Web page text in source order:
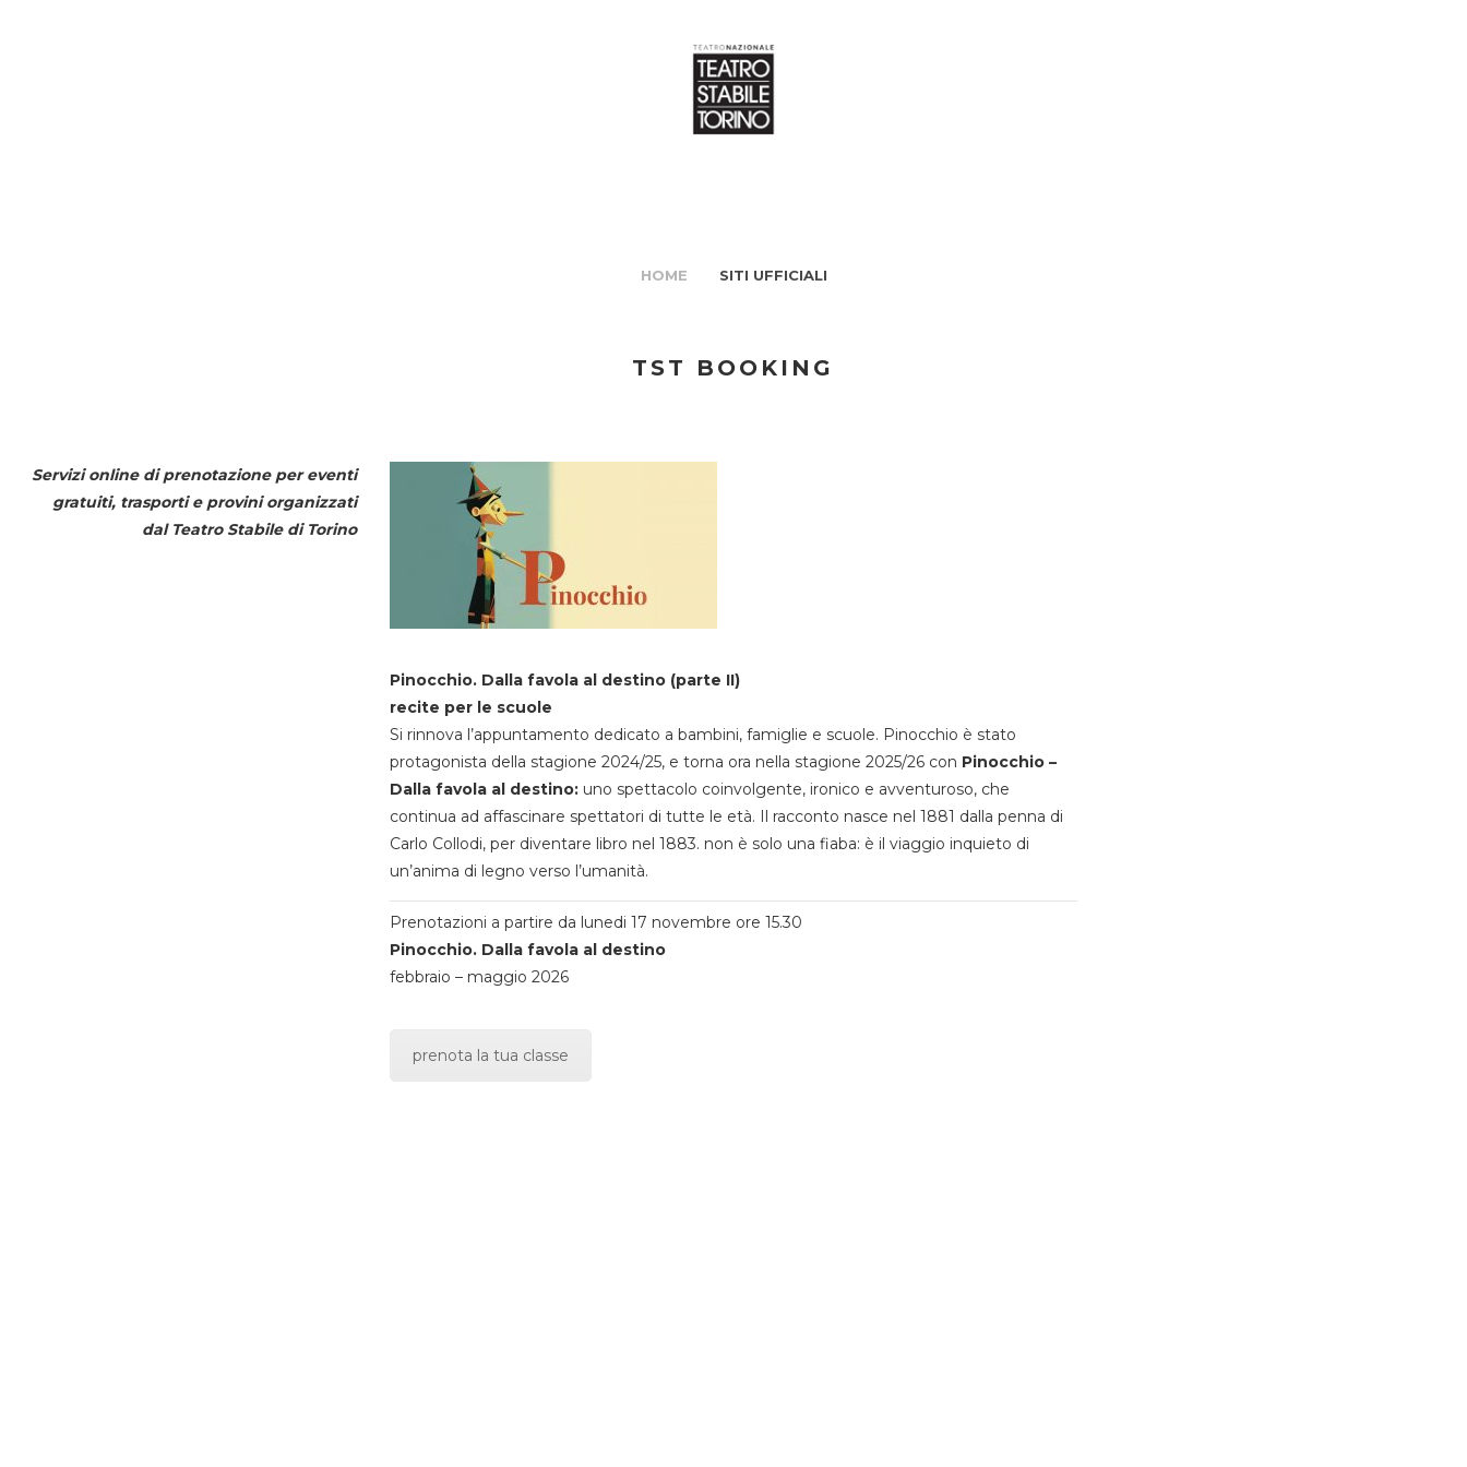
HOME SITI UFFICIALI
TST BOOKING
Servizi online di prenotazione per eventi
gratuiti, trasporti e provini organizzati
dal Teatro Stabile di Torino
Pinocchio. Dalla favola al destino (parte II)
recite per le scuole
Si rinnova l’appuntamento dedicato a bambini, famiglie e scuole. Pinocchio è stato
protagonista della stagione 2024/25, e torna ora nella stagione 2025/26 con Pinocchio –
Dalla favola al destino:uno spettacolo coinvolgente, ironico e avventuroso, che
continua ad affascinare spettatori di tutte le età. Il racconto nasce nel 1881 dalla penna di
Carlo Collodi, per diventare libro nel 1883. non è solo una fiaba: è il viaggio inquieto di
un’anima di legno verso l’umanità.
Prenotazioni a partire da lunedi 17 novembre ore 15.30
Pinocchio. Dalla favola al destino
febbraio – maggio 2026
prenota la tua classe